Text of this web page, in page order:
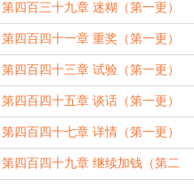
第四百三十九章 迷糊（第一更）
第四百四十一章 重奖（第一更）
第四百四十三章 试验（第一更）
第四百四十五章 谈话（第一更）
第四百四十七章 详情（第一更）
第四百四十九章 继续加钱（第二